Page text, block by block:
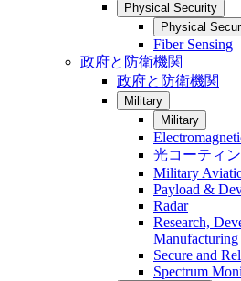
Physical Security
Physical
Fiber Sensing
政府と防衛機関
政府と防衛機関
Military
Military
光コーティ
Military
Payload &
Radar
Research,
Manufacturing
Secure and
Spectrum